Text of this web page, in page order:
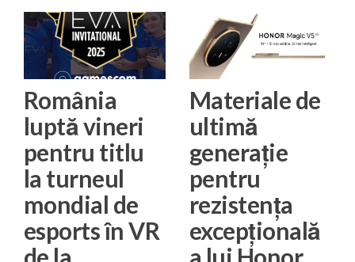
România
luptă vineri
pentru titlu
la turneul
mondial de
esports în VR
de la
Materiale de
ultimă
generație
pentru
rezistența
excepțională
a lui Honor